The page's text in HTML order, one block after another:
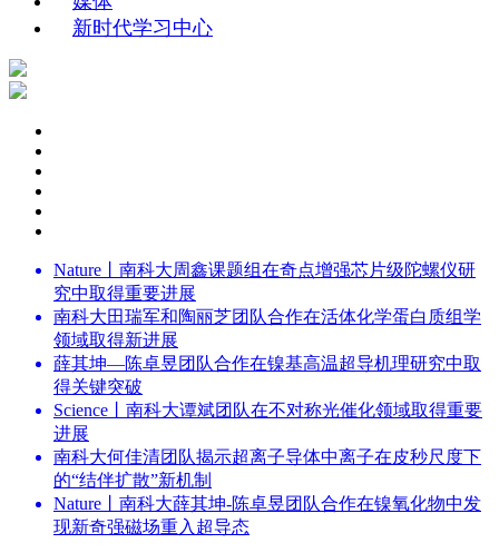
新时代学习中心
Nature丨南科大周鑫课题组在奇点增强芯片级陀螺仪研
究中取得重要进展
南科大田瑞军和陶丽芝团队合作在活体化学蛋白质组学
领域取得新进展
薛其坤—陈卓昱团队合作在镍基高温超导机理研究中取
得关键突破
Science丨南科大谭斌团队在不对称光催化领域取得重要
进展
南科大何佳清团队揭示超离子导体中离子在皮秒尺度下
的“结伴扩散”新机制
Nature丨南科大薛其坤-陈卓昱团队合作在镍氧化物中发
现新奇强磁场重入超导态